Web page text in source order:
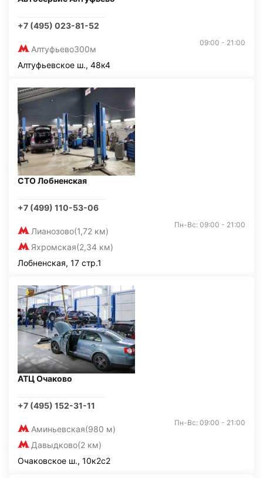
+7 (495) 023-81-52
Алтуфьево300м
09:00 - 21:00
Алтуфьевское ш., 48к4
СТО Лобненская
+7 (499) 110-53-06
Лианозово(1,72 км)
Яхромская(2,34 км)
Пн-Вс: 09:00 - 21:00
Лобненская, 17 стр.1
АТЦ Очаково
+7 (495) 152-31-11
Аминьевская(980 м)
Давыдково(2 км)
Пн-Вс: 09:00 - 21:00
Очаковское ш., 10к2с2